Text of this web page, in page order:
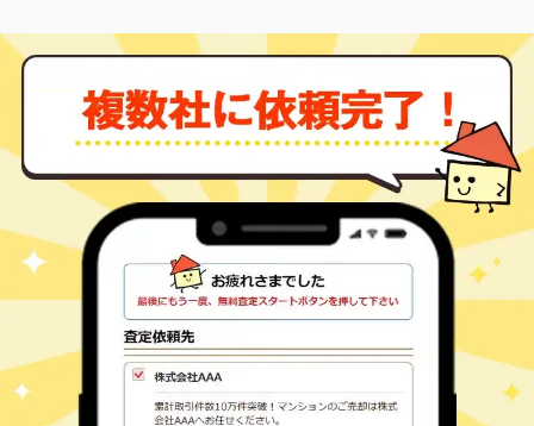
妻木町 290 万円 95㎡
妻木町 490 万円
土岐市
徒歩-分
妻木町 32 万円
土岐市
-
300
妻木町 48
土岐市
分
90 ㎡
土岐口南町 610 万円
土岐市
徒歩-分
肥田浅野朝日町 2,500 万円 ㎡
肥田浅野笠神町 1,500 万円
土岐市
徒歩24分
肥田浅野元町 530 万円
徒歩25分
165